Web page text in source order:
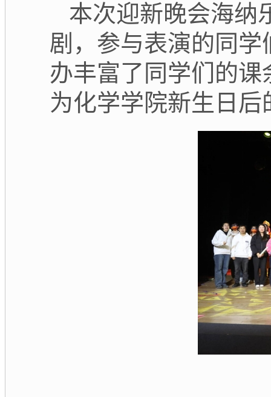
本次迎新晚会海纳
剧，参与表演的同
办丰富了同学们的
为化学学院新生日